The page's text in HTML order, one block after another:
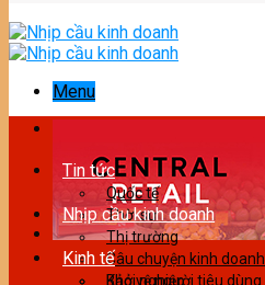
Menu
Tin tức
Quốc tế
Thời sự
Nhịp cầu kinh doanh
Thị trường
Câu chuyện kinh doanh
Bảo vệ người tiêu dùng
Kinh tế
Khởi nghiệp